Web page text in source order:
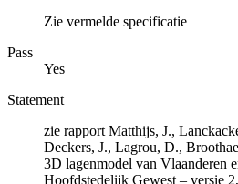
Zie vermelde specificatie
Pass
Yes
Statement
zie rapport Matthijs, J.,
Deckers, J., Lagrou, D.,
3D lagenmodel van Vlaanderen
Hoofdstedelijk Gewest – versie